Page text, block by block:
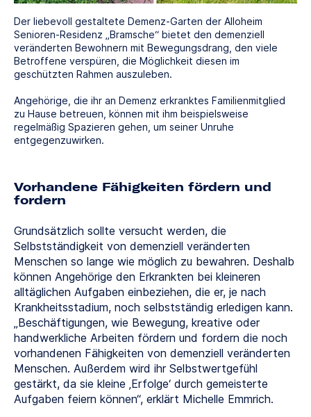
Der liebevoll gestaltete Demenz-Garten der Alloheim
Senioren-Residenz „Bramsche“ bietet den demenziell
veränderten Bewohnern mit Bewegungsdrang, den viele
Betroffene verspüren, die Möglichkeit diesen im
geschützten Rahmen auszuleben.
Angehörige, die ihr an Demenz erkranktes Familienmitglied
zu Hause betreuen, können mit ihm beispielsweise
regelmäßig Spazieren gehen, um seiner Unruhe
entgegenzuwirken.
Vorhandene Fähigkeiten fördern und
fordern
Grundsätzlich sollte versucht werden, die
Selbstständigkeit von demenziell veränderten
Menschen so lange wie möglich zu bewahren. Deshalb
können Angehörige den Erkrankten bei kleineren
alltäglichen Aufgaben einbeziehen, die er, je nach
Krankheitsstadium, noch selbstständig erledigen kann.
„Beschäftigungen, wie Bewegung, kreative oder
handwerkliche Arbeiten fördern und fordern die noch
vorhandenen Fähigkeiten von demenziell veränderten
Menschen. Außerdem wird ihr Selbstwertgefühl
gestärkt, da sie kleine ‚Erfolge‘ durch gemeisterte
Aufgaben feiern können“, erklärt Michelle Emmrich.